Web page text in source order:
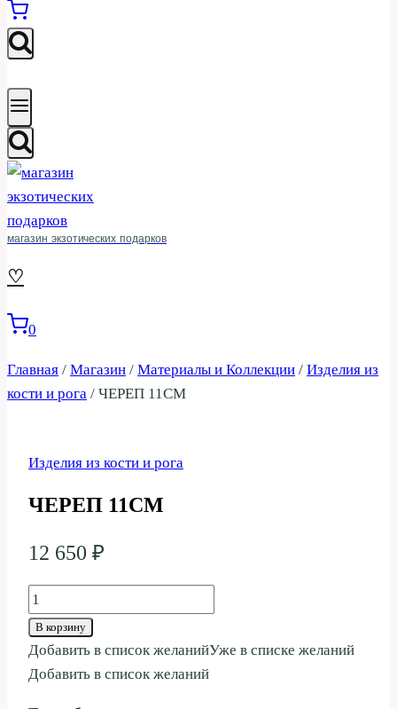
магазин экзотических подарков
♡
0
Главная / Магазин / Материалы и Коллекции / Изделия из
кости и рога / ЧЕРЕП 11СМ
Изделия из кости и рога
ЧЕРЕП 11СМ
12 650 ₽
Количество
товара
ЧЕРЕП
11СМ
В корзину
Добавить в список желанийУже в списке желаний
Добавить в список желаний